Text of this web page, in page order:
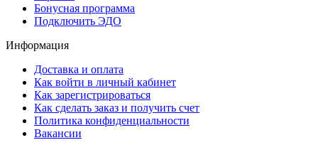
Бонусная программа
Подключить ЭДО
Информация
Доставка и оплата
Как войти в личный кабинет
Как зарегистрироваться
Как сделать заказ и получить счет
Политика конфиденциальности
Вакансии